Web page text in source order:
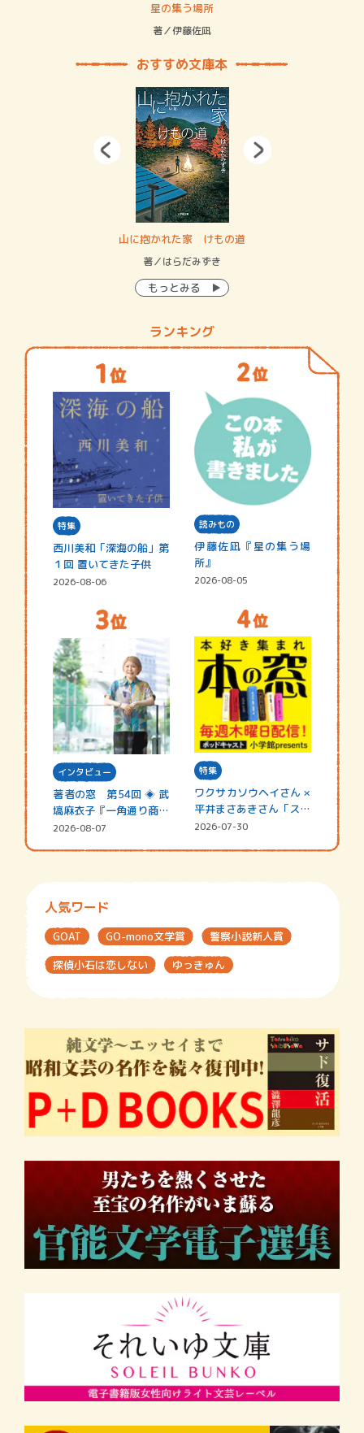
星の集う場所
著／伊藤佐凪
おすすめ文庫本
山に抱かれた家 けもの道
著／はらだみずき
もっとみる
ランキング
特集
西川美和「深海の船」第
１回 置いてきた子供
2026-08-06
読みもの
伊藤佐凪『星の集う場
所』
2026-08-05
インタビュー
著者の窓 第54回 ◈ 武
塙麻衣子『一角通り商店
街の…
2026-08-07
特集
ワクサカソウヘイさん ×
平井まさあきさん「スペ
シャ…
2026-07-30
人気ワード
GOAT GO-mono文学賞
警察小説新人賞
探偵小石は恋しない
ゆっきゅん